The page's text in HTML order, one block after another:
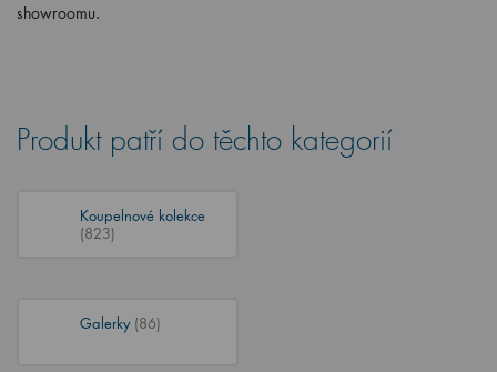
showroomu.
Produkt patří do těchto kategorií
Koupelnové kolekce
(823)
Galerky (86)